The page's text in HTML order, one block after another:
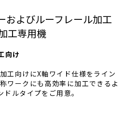
およびルーフレール加工
工専用機
向け
工向けにX軸ワイド仕様をライン
ワークにも高効率に加工できるよ
ルタイプをご用意。